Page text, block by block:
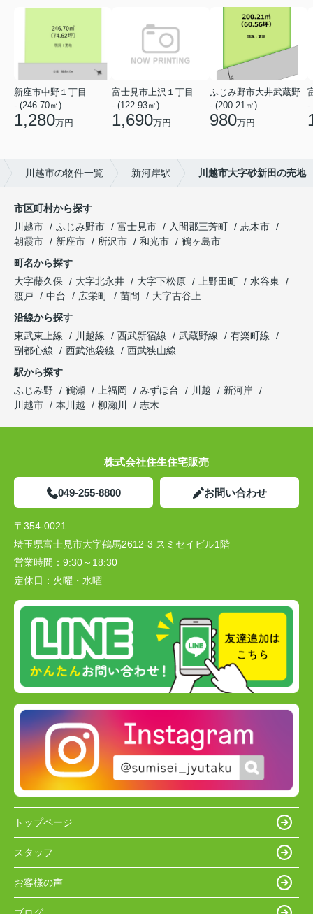
新座市中野１丁目
- (246.70㎡)
1,280万円
富士見市上沢１丁目
- (122.93㎡)
1,690万円
ふじみ野市大井武蔵野
- (200.21㎡)
980万円
-
川越市の物件一覧 新河岸駅 川越市大字砂新田の売地
市区町村から探す
川越市
ふじみ野市 富士見市 入間郡三芳町
志木市
朝霞市
新座市 所沢市 和光市
鶴ヶ島市
町名から探す
大字藤久保
大字北永井 大字下松原 上野田町
水谷東
渡戸
中台 広栄町 苗間
大字古谷上
沿線から探す
東武東上線
川越線 西武新宿線 武蔵野線
有楽町線
副都心線
西武池袋線
西武狭山線
駅から探す
ふじみ野
鶴瀬 上福岡 みずほ台 川越
新河岸
川越市
本川越 柳瀬川 志木
株式会社住生住宅販売
049-255-8800 お問い合わせ
〒354-0021
埼玉県富士見市大字鶴馬2612-3 スミセイビル1階
営業時間： 9:30～18:30
定休日： 火曜・水曜
トップページ
スタッフ
お客様の声